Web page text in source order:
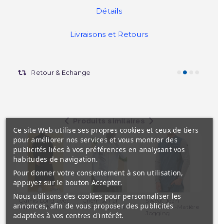
Détails
Livraisons et Retours
Retour & Echange
Produits similaires
Qamis Long avec
Saroual - Noir -...
Chemise Fall -
Blanc - Qaba'il :...
Sweat Jean
Strecht Bi-Matière
Ce site Web utilise ses propres cookies et ceux de tiers
pour améliorer nos services et vous montrer des
publicités liées à vos préférences en analysant vos
habitudes de navigation.
Pour donner votre consentement à son utilisation,
appuyez sur le bouton Accepter.
Nous utilisons des cookies pour personnaliser les
annonces, afin de vous proposer des publicités
adaptées à vos centres d'intérêt.